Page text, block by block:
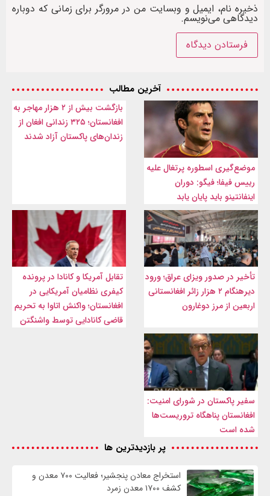
ذخیره نام، ایمیل و وبسایت من در مرورگر برای زمانی که دوباره
دیدگاهی می‌نویسم.
آخرین مطالب
موضع‌گیری اسطوره پرتغال علیه
رییس فیفا؛ فیگو: دوران
اینفانتینو باید پایان یابد
بازگشت بیش از ۲ هزار مهاجر به
افغانستان؛ ۳۲۵ زندانی افغان از
زندان‌های پاکستان آزاد شدند
تأخیر در صدور ویزای عراق؛ ورود
دیرهنگام ۲ هزار زائر افغانستانی
اربعین از مرز دوغارون
تقابل آمریکا و کانادا در پرونده
کیفری نظامیان آمریکایی در
افغانستان؛ واکنش اتاوا به تحریم
قاضی کانادایی توسط واشنگتن
سفیر پاکستان در شورای امنیت:
افغانستان پناهگاه تروریست‌ها
شده است
پر بازدیدترین ها
استخراج معادن پنجشیر؛ فعالیت ۷۰۰ معدن و
کشف ۱۷۰۰ معدن زمرد